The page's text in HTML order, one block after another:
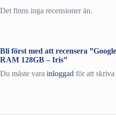
Det finns inga recensioner än.
Bli först med att recensera
RAM 128GB – Iris”
Du måste vara inloggad för att skriva